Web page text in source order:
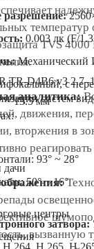
температур
TVS
аналитика:
движения,
вторжения в
0.003 лк (F/
Механический
с
~ 13.5 мм
93° ~ 28°
50° ~ 16°
затвора:
H.264, H.265,
TR-D4B6 v3
систем
дачи
центры